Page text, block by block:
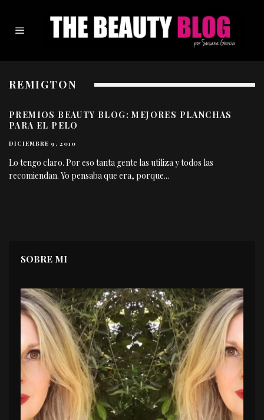
REMIGTON
PREMIOS BEAUTY BLOG: MEJORES PLANCHAS
PARA EL PELO
DICIEMBRE 9, 2010
Lo tengo claro. Por eso tanta gente las utiliza y todos las
recomiendan. Yo pensaba que era, porque...
SOBRE MI